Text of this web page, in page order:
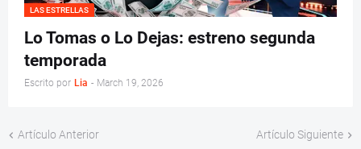
LAS ESTRELLAS
Lo Tomas o Lo Dejas: estreno segunda
temporada
Escrito por Lia - March 19, 2026
Artículo Anterior Artículo Siguiente